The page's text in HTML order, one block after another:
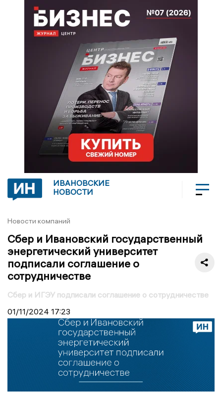
ИВАНОВСКИЕ
НОВОСТИ
Новости компаний
Сбер и Ивановский государственный
энергетический университет
подписали соглашение о
сотрудничестве
Сбер и ИГЭУ подписали соглашение о сотрудничестве
01/11/2024 17:23